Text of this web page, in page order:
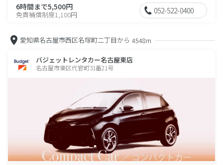
6時間まで5,500円
免責補償制度1,100円 052-522-0400
愛知県名古屋市西区名塚町二丁目から 4548m
バジェットレンタカー名古屋東店
名古屋市東区代官町31番21号